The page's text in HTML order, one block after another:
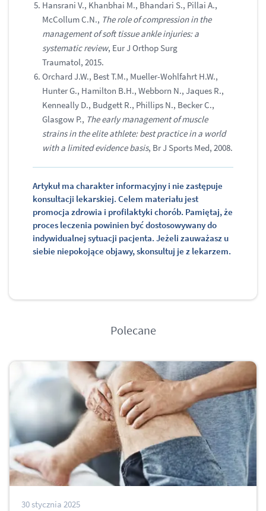
Hansrani V., Khanbhai M., Bhandari S., Pillai A.,
McCollum C.N., The role of compression in the
management of soft tissue ankle injuries: a
systematic review, Eur J Orthop Surg
Traumatol, 2015.
Orchard J.W., Best T.M., Mueller-Wohlfahrt H.W.,
Hunter G., Hamilton B.H., Webborn N., Jaques R.,
Kenneally D., Budgett R., Phillips N., Becker C.,
Glasgow P., The early management of muscle
strains in the elite athlete: best practice in a world
with a limited evidence basis, Br J Sports Med, 2008.
Artykuł ma charakter informacyjny i nie zastępuje
konsultacji lekarskiej. Celem materiału jest
promocja zdrowia i profilaktyki chorób. Pamiętaj, że
proces leczenia powinien być dostosowywany do
indywidualnej sytuacji pacjenta. Jeżeli zauważasz u
siebie niepokojące objawy, skonsultuj je z lekarzem.
Polecane
30 stycznia 2025